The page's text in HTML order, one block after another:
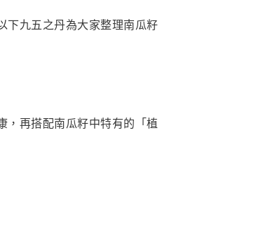
下九五之丹為大家整理南瓜籽
，再搭配南瓜籽中特有的「植